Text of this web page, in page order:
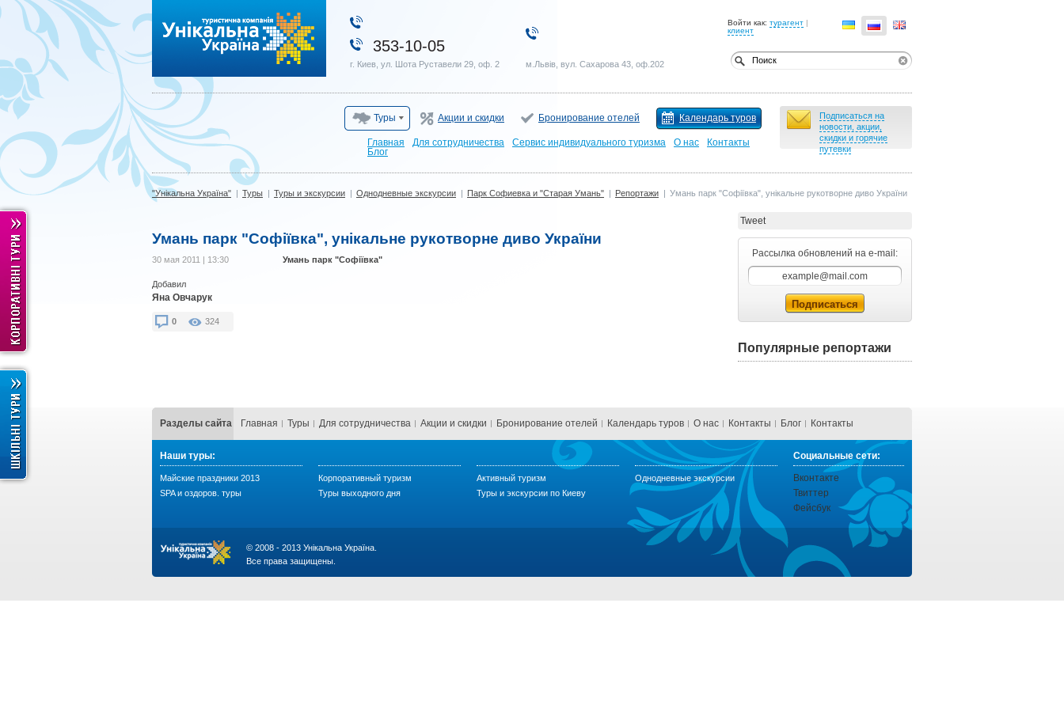
Войти как: турагент |
клиент
353-10-05
г. Киев, ул. Шота Руставели 29, оф. 2 м.Львів, вул. Сахарова 43, оф.202
Подписаться на
новости, акции,
скидки и горячие
путевки
Туры Акции и скидки Бронирование отелей Календарь туров
Главная Для сотрудничества Сервис индивидуального туризма О нас
Контакты
Блог
"Унікальна Україна" | Туры | Туры и экскурсии | Однодневные экскурсии | Парк Софиевка и "Старая Умань" | Репортажи | Умань парк "Софіївка", унікальне рукотворне диво України
Умань парк "Софіївка", унікальне рукотворне диво України
30 мая 2011 | 13:30 Умань парк "Софіївка"
Добавил
Яна Овчарук
0 324
Tweet
Рассылка обновлений на e-mail:
Популярные репортажи
Разделы сайта Главная Туры Для сотрудничества Акции и скидки Бронирование отелей Календарь туров О нас Контакты Блог Контакты
Наши туры:
Майские праздники 2013
SPA и оздоров. туры
Корпоративный туризм
Туры выходного дня
Активный туризм
Туры и экскурсии по Киеву
Однодневные экскурсии
Социальные сети:
Вконтакте
Твиттер
Фейсбук
© 2008 - 2013 Унікальна Україна.
Все права защищены.